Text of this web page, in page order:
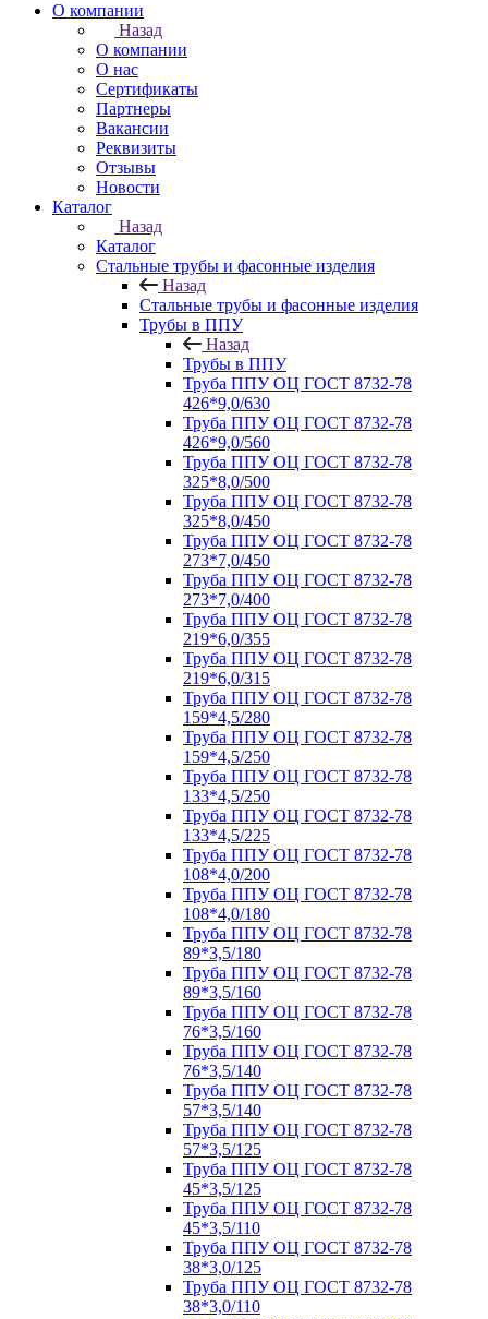
О компании
Назад
О компании
О нас
Сертификаты
Партнеры
Вакансии
Реквизиты
Отзывы
Новости
Каталог
Назад
Каталог
Стальные трубы и фасонные изделия
Назад
Стальные трубы и фасонные изделия
Трубы в ППУ
Назад
Трубы в ППУ
Труба ППУ ОЦ ГОСТ 8732-78
426*9,0/630
Труба ППУ ОЦ ГОСТ 8732-78
426*9,0/560
Труба ППУ ОЦ ГОСТ 8732-78
325*8,0/500
Труба ППУ ОЦ ГОСТ 8732-78
325*8,0/450
Труба ППУ ОЦ ГОСТ 8732-78
273*7,0/450
Труба ППУ ОЦ ГОСТ 8732-78
273*7,0/400
Труба ППУ ОЦ ГОСТ 8732-78
219*6,0/355
Труба ППУ ОЦ ГОСТ 8732-78
219*6,0/315
Труба ППУ ОЦ ГОСТ 8732-78
159*4,5/280
Труба ППУ ОЦ ГОСТ 8732-78
159*4,5/250
Труба ППУ ОЦ ГОСТ 8732-78
133*4,5/250
Труба ППУ ОЦ ГОСТ 8732-78
133*4,5/225
Труба ППУ ОЦ ГОСТ 8732-78
108*4,0/200
Труба ППУ ОЦ ГОСТ 8732-78
108*4,0/180
Труба ППУ ОЦ ГОСТ 8732-78
89*3,5/180
Труба ППУ ОЦ ГОСТ 8732-78
89*3,5/160
Труба ППУ ОЦ ГОСТ 8732-78
76*3,5/160
Труба ППУ ОЦ ГОСТ 8732-78
76*3,5/140
Труба ППУ ОЦ ГОСТ 8732-78
57*3,5/140
Труба ППУ ОЦ ГОСТ 8732-78
57*3,5/125
Труба ППУ ОЦ ГОСТ 8732-78
45*3,5/125
Труба ППУ ОЦ ГОСТ 8732-78
45*3,5/110
Труба ППУ ОЦ ГОСТ 8732-78
38*3,0/125
Труба ППУ ОЦ ГОСТ 8732-78
38*3,0/110